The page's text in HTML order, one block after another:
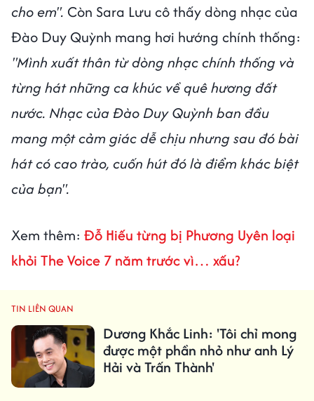
cho em". Còn Sara Lưu cô thấy dòng nhạc của
Đào Duy Quỳnh mang hơi hướng chính thống:
"Mình xuất thân từ dòng nhạc chính thống và
từng hát những ca khúc về quê hương đất
nước. Nhạc của Đào Duy Quỳnh ban đầu
mang một cảm giác dễ chịu nhưng sau đó bài
hát có cao trào, cuốn hút đó là điểm khác biệt
của bạn".
Xem thêm: Đỗ Hiếu từng bị Phương Uyên loại
khỏi The Voice 7 năm trước vì… xấu?
TIN LIÊN QUAN
Dương Khắc Linh: 'Tôi chỉ mong
được một phần nhỏ như anh Lý
Hải và Trấn Thành'